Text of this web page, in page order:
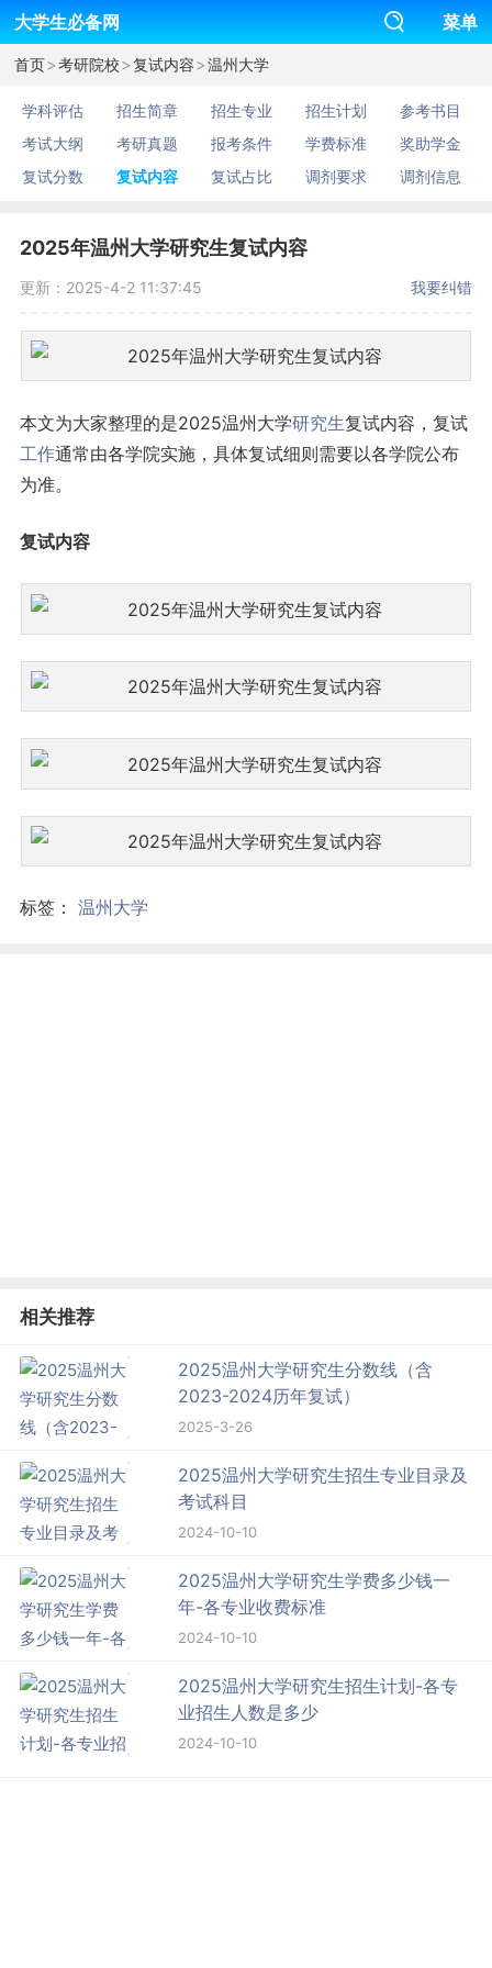
大学生必备网 菜单
首页>考研院校>复试内容>温州大学
学科评估 招生简章 招生专业 招生计划
参考书目
考试大纲
考研真题 报考条件 学费标准
奖助学金
复试分数
复试内容 复试占比 调剂要求 调剂信息
2025年温州大学研究生复试内容
更新：2025-4-2 11:37:45 我要纠错
本文为大家整理的是2025温州大学研究生复试内容，复试
工作通常由各学院实施，具体复试细则需要以各学院公布
为准。
复试内容
标签： 温州大学
相关推荐
2025温州大学研究生分数线（含
2023-2024历年复试）
2025-3-26
2025温州大学研究生招生专业目录及
考试科目
2024-10-10
2025温州大学研究生学费多少钱一
年-各专业收费标准
2024-10-10
2025温州大学研究生招生计划-各专
业招生人数是多少
2024-10-10